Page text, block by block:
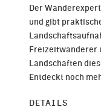
Der
und gibt
Freizeitwanderer
Landschaften
Entdeckt noch
DETAILS